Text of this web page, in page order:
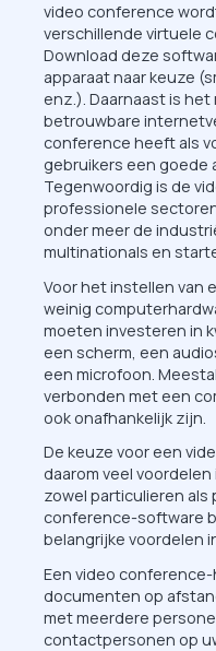
video conference
verschillende virtuele
Download deze
apparaat naar keuze
enz.). Daarnaast is
betrouwbare
conference heeft als
gebruikers een goede
Tegenwoordig is de
professionele
onder meer de
multinationals en
Voor het instellen van
weinig
moeten investeren in
een scherm, een
een microfoon.
verbonden met een
ook onafhankelijk zijn.
De keuze voor een
daarom veel
zowel particulieren als
conference-software
belangrijke voordelen
Een video
documenten op
met meerdere
contactpersonen op